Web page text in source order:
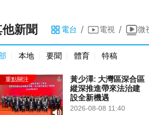
新聞 電台 / 電視 / 微
本地 要聞 體育 特稿
黃少澤: 大灣區深合區
縱深推進帶來法治建
設全新機遇
2026-08-08 11:40